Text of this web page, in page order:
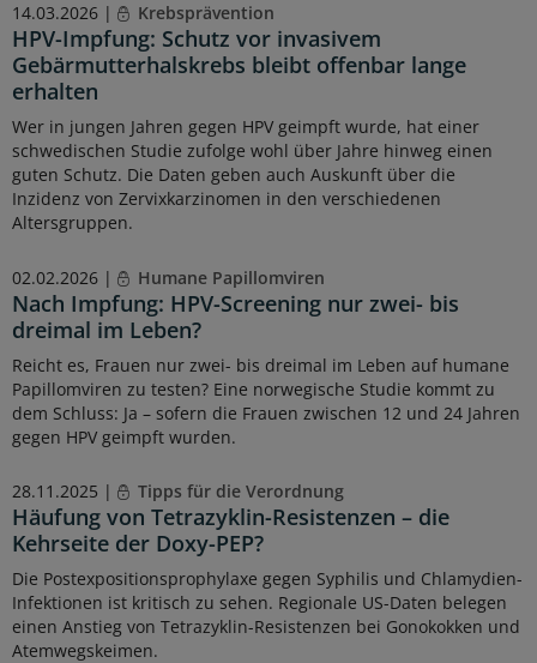
14.03.2026 | Krebsprävention
HPV-Impfung: Schutz vor invasivem
Gebärmutterhalskrebs bleibt offenbar lange
erhalten
Wer in jungen Jahren gegen HPV geimpft wurde, hat einer
schwedischen Studie zufolge wohl über Jahre hinweg einen
guten Schutz. Die Daten geben auch Auskunft über die
Inzidenz von Zervixkarzinomen in den verschiedenen
Altersgruppen.
02.02.2026 | Humane Papillomviren
Nach Impfung: HPV-Screening nur zwei- bis
dreimal im Leben?
Reicht es, Frauen nur zwei- bis dreimal im Leben auf humane
Papillomviren zu testen? Eine norwegische Studie kommt zu
dem Schluss: Ja – sofern die Frauen zwischen 12 und 24 Jahren
gegen HPV geimpft wurden.
28.11.2025 | Tipps für die Verordnung
Häufung von Tetrazyklin-Resistenzen – die
Kehrseite der Doxy-PEP?
Die Postexpositionsprophylaxe gegen Syphilis und Chlamydien-
Infektionen ist kritisch zu sehen. Regionale US-Daten belegen
einen Anstieg von Tetrazyklin-Resistenzen bei Gonokokken und
Atemwegskeimen.